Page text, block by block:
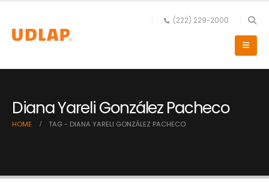
(222) 229-2000
Diana Yareli González Pacheco
HOME TAG - DIANA YARELI GONZÁLEZ PACHECO